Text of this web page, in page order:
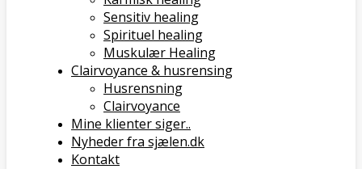
Sensitiv healing
Spirituel healing
Muskulær Healing
Clairvoyance & husrensing
Husrensning
Clairvoyance
Mine klienter siger..
Nyheder fra sjælen.dk
Kontakt